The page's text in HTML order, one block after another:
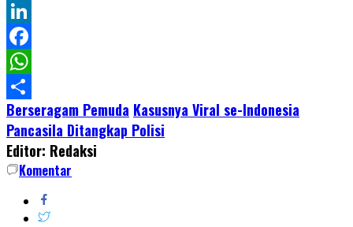
Twitter
LinkedIn
Facebook
WhatsApp
Share
Berseragam Pemuda Kasusnya Viral se-Indonesia
Pancasila Ditangkap Polisi
Editor: Redaksi
Komentar